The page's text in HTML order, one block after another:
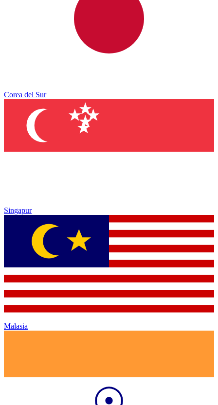
Corea del Sur
Singapur
Malasia